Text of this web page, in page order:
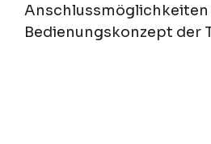
Anschlussmöglichkeiten
Bedienungskonzept der